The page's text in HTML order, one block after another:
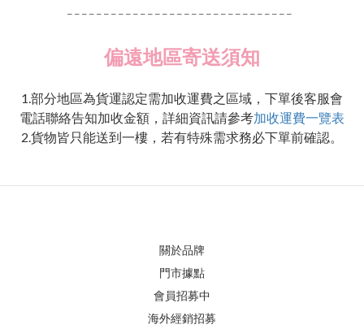
偏遠地區寄送須知
1.部分地區為貨運認定需加收運費之區域，下單後客服會
電話聯絡告知加收金額，詳細資訊請參考加收運費一覽表
2.貨物皆只能送到一樓，若有特殊需求務必下單前確認。
關於品牌
門市據點
會員招募中
海外經銷招募